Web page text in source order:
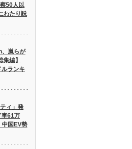
50人以
わたり説
、嵐らが
集編】
ランキ
ィ」発
車61万
中国EV勢